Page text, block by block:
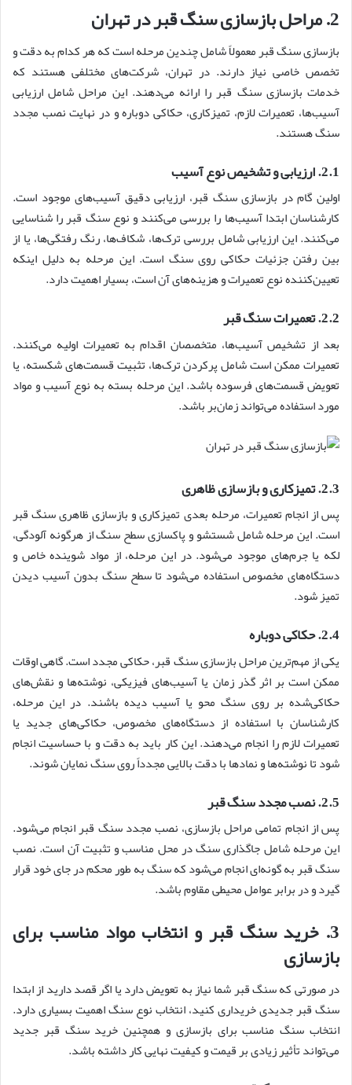
2. مراحل بازسازی سنگ قبر در تهران
بازسازی سنگ قبر معمولاً شامل چندین مرحله است که هر کدام به دقت و
تخصص خاصی نیاز دارند. در تهران، شرکت‌های مختلفی هستند که
خدمات بازسازی سنگ قبر را ارائه می‌دهند. این مراحل شامل ارزیابی
آسیب‌ها، تعمیرات لازم، تمیزکاری، حکاکی دوباره و در نهایت نصب مجدد
سنگ هستند.
2.1. ارزیابی و تشخیص نوع آسیب
اولین گام در بازسازی سنگ قبر، ارزیابی دقیق آسیب‌های موجود است.
کارشناسان ابتدا آسیب‌ها را بررسی می‌کنند و نوع سنگ قبر را شناسایی
می‌کنند. این ارزیابی شامل بررسی ترک‌ها، شکاف‌ها، رنگ رفتگی‌ها، یا از
بین رفتن جزئیات حکاکی روی سنگ است. این مرحله به دلیل اینکه
تعیین‌کننده نوع تعمیرات و هزینه‌های آن است، بسیار اهمیت دارد.
2.2. تعمیرات سنگ قبر
بعد از تشخیص آسیب‌ها، متخصصان اقدام به تعمیرات اولیه می‌کنند.
تعمیرات ممکن است شامل پرکردن ترک‌ها، تثبیت قسمت‌های شکسته، یا
تعویض قسمت‌های فرسوده باشد. این مرحله بسته به نوع آسیب و مواد
مورد استفاده می‌تواند زمان‌بر باشد.
2.3. تمیزکاری و بازسازی ظاهری
پس از انجام تعمیرات، مرحله بعدی تمیزکاری و بازسازی ظاهری سنگ قبر
است. این مرحله شامل شستشو و پاکسازی سطح سنگ از هرگونه آلودگی،
لکه یا جرم‌های موجود می‌شود. در این مرحله، از مواد شوینده خاص و
دستگاه‌های مخصوص استفاده می‌شود تا سطح سنگ بدون آسیب دیدن
تمیز شود.
2.4. حکاکی دوباره
یکی از مهم‌ترین مراحل بازسازی سنگ قبر، حکاکی مجدد است. گاهی اوقات
ممکن است بر اثر گذر زمان یا آسیب‌های فیزیکی، نوشته‌ها و نقش‌های
حکاکی‌شده بر روی سنگ محو یا آسیب دیده باشند. در این مرحله،
کارشناسان با استفاده از دستگاه‌های مخصوص، حکاکی‌های جدید یا
تعمیرات لازم را انجام می‌دهند. این کار باید به دقت و با حساسیت انجام
شود تا نوشته‌ها و نمادها با دقت بالایی مجدداً روی سنگ نمایان شوند.
2.5. نصب مجدد سنگ قبر
پس از انجام تمامی مراحل بازسازی، نصب مجدد سنگ قبر انجام می‌شود.
این مرحله شامل جاگذاری سنگ در محل مناسب و تثبیت آن است. نصب
سنگ قبر به گونه‌ای انجام می‌شود که سنگ به طور محکم در جای خود قرار
گیرد و در برابر عوامل محیطی مقاوم باشد.
3. خرید سنگ قبر و انتخاب مواد مناسب برای
بازسازی
در صورتی که سنگ قبر شما نیاز به تعویض دارد یا اگر قصد دارید از ابتدا
سنگ قبر جدیدی خریداری کنید، انتخاب نوع سنگ اهمیت بسیاری دارد.
انتخاب سنگ مناسب برای بازسازی و همچنین خرید سنگ قبر جدید
می‌تواند تأثیر زیادی بر قیمت و کیفیت نهایی کار داشته باشد.